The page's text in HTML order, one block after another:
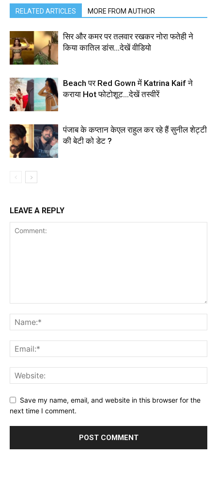
RELATED ARTICLES MORE FROM AUTHOR
सिर और कमर पर तलवार रखकर नोरा फतेही ने
किया कातिल डांस…देखें वीडियो
Beach पर Red Gown में Katrina Kaif ने
कराया Hot फोटोशूट…देखें तस्वीरें
पंजाब के कप्तान केएल राहुल कर रहे हैं सुनील शेट्टी
की बेटी को डेट ?
LEAVE A REPLY
Save my name, email, and website in this browser for the
next time I comment.